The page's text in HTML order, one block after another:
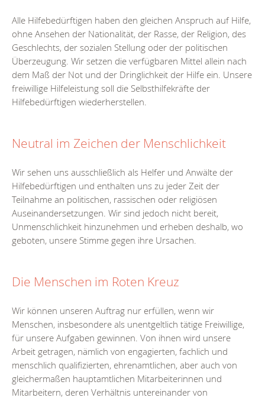
Alle Hilfebedürftigen haben den gleichen Anspruch auf Hilfe,
ohne Ansehen der Nationalität, der Rasse, der Religion, des
Geschlechts, der sozialen Stellung oder der politischen
Überzeugung. Wir setzen die verfügbaren Mittel allein nach
dem Maß der Not und der Dringlichkeit der Hilfe ein. Unsere
freiwillige Hilfeleistung soll die Selbsthilfekräfte der
Hilfebedürftigen wiederherstellen.
Neutral im Zeichen der Menschlichkeit
Wir sehen uns ausschließlich als Helfer und Anwälte der
Hilfebedürftigen und enthalten uns zu jeder Zeit der
Teilnahme an politischen, rassischen oder religiösen
Auseinandersetzungen. Wir sind jedoch nicht bereit,
Unmenschlichkeit hinzunehmen und erheben deshalb, wo
geboten, unsere Stimme gegen ihre Ursachen.
Die Menschen im Roten Kreuz
Wir können unseren Auftrag nur erfüllen, wenn wir
Menschen, insbesondere als unentgeltlich tätige Freiwillige,
für unsere Aufgaben gewinnen. Von ihnen wird unsere
Arbeit getragen, nämlich von engagierten, fachlich und
menschlich qualifizierten, ehrenamtlichen, aber auch von
gleichermaßen hauptamtlichen Mitarbeiterinnen und
Mitarbeitern, deren Verhältnis untereinander von